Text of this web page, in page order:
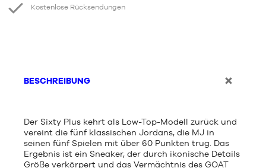
Kostenlose Rücksendungen
BESCHREIBUNG
Der Sixty Plus kehrt als Low-Top-Modell zurück und
vereint die fünf klassischen Jordans, die MJ in
seinen fünf Spielen mit über 60 Punkten trug. Das
Ergebnis ist ein Sneaker, der durch ikonische Details
Größe verkörpert und das Vermächtnis des GOAT